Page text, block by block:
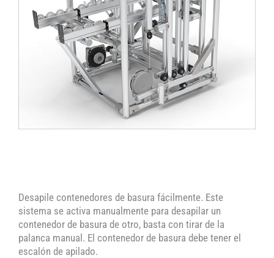
Desapile contenedores de basura fácilmente. Este
sistema se activa manualmente para desapilar un
contenedor de basura de otro, basta con tirar de la
palanca manual. El contenedor de basura debe tener el
escalón de apilado.